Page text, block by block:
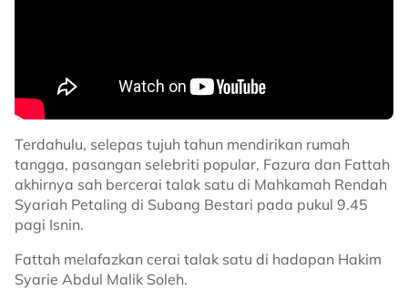
Terdahulu, selepas tujuh tahun mendirikan rumah
tangga, pasangan selebriti popular, Fazura dan Fattah
akhirnya sah bercerai talak satu di Mahkamah Rendah
Syariah Petaling di Subang Bestari pada pukul 9.45
pagi Isnin.
Fattah melafazkan cerai talak satu di hadapan Hakim
Syarie Abdul Malik Soleh.